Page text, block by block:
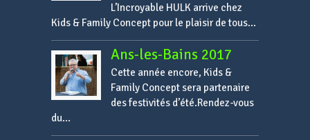
L’Incroyable HULK arrive chez
Kids & Family Concept pour le plaisir de tous...
Ans-les-Bains 2017
Cette année encore, Kids &
Family Concept sera partenaire
des festivités d’été.Rendez-vous
du...